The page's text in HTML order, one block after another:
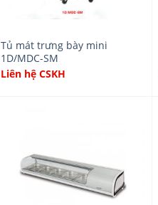
Tủ mát trưng bày mini
1D/MDC-SM
Liên hệ CSKH